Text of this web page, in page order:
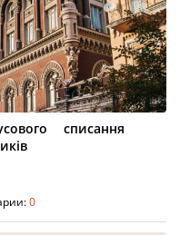
списання
0